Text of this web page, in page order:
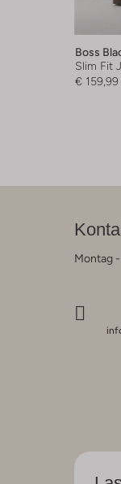
Boss
Slim Fit
€ 159,99
Montag